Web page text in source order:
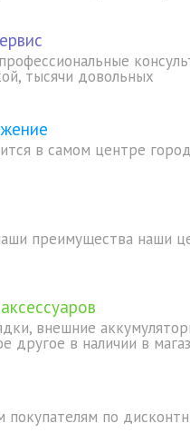
тысячи довольных
в самом центре
преимущества наши
внешние
другое в наличии в
покупателям по